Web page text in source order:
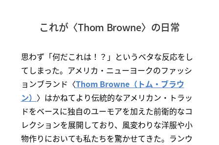
これが〈Thom Browne〉の日常
思わず「何だこれは！？」というベタな反応をし
てしまった。アメリカ・ニューヨークのファッシ
ョンブランド〈Thom Browne（トム・ブラウ
ン） 〉はかねてより伝統的なアメリカン・トラッ
ドをベースに独自のユーモアを加えた前衛的なコ
レクションを展開しており、風変わりな洋服や小
物作りにおいても私たちを驚かせてきた。ランウ